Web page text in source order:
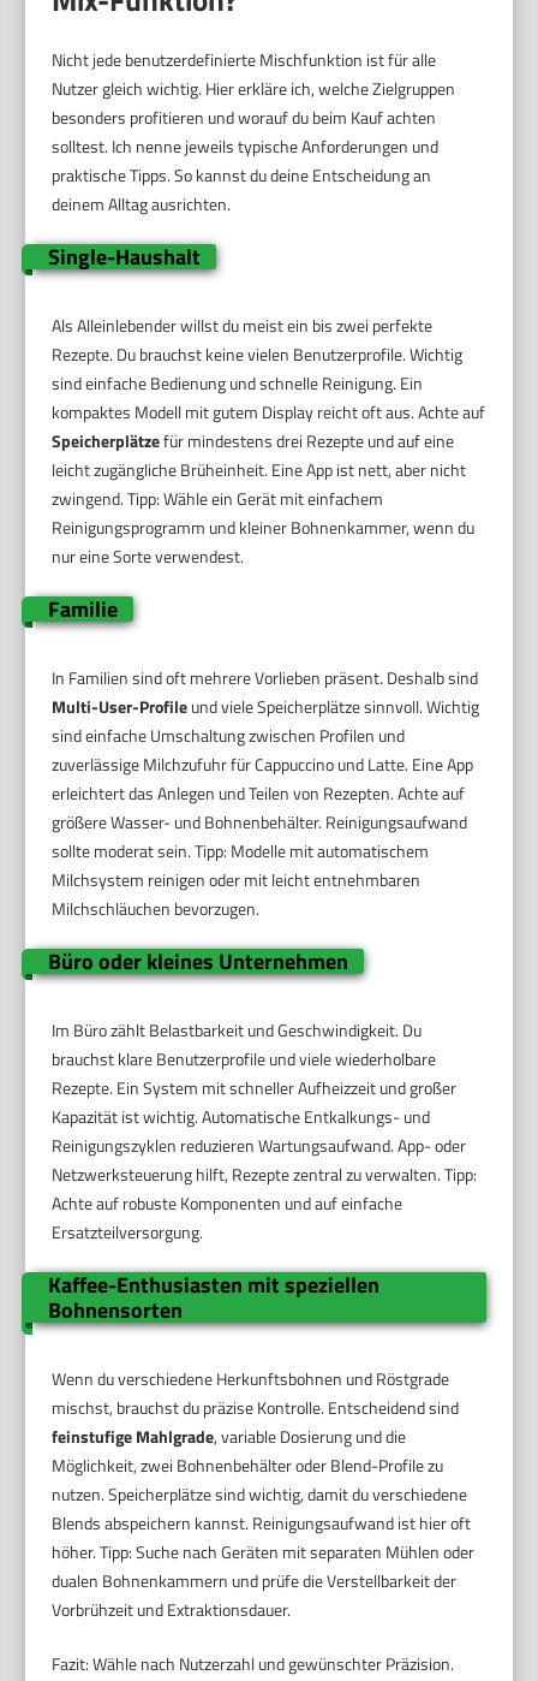
Nicht jede benutzerdefinierte Mischfunktion ist für alle
Nutzer gleich wichtig. Hier erkläre ich, welche Zielgruppen
besonders profitieren und worauf du beim Kauf achten
solltest. Ich nenne jeweils typische Anforderungen und
praktische Tipps. So kannst du deine Entscheidung an
deinem Alltag ausrichten.
Single-Haushalt
Als Alleinlebender willst du meist ein bis zwei perfekte
Rezepte. Du brauchst keine vielen Benutzerprofile. Wichtig
sind einfache Bedienung und schnelle Reinigung. Ein
kompaktes Modell mit gutem Display reicht oft aus. Achte auf
Speicherplätzefür mindestens drei Rezepte und auf eine
leicht zugängliche Brüheinheit. Eine App ist nett, aber nicht
zwingend. Tipp: Wähle ein Gerät mit einfachem
Reinigungsprogramm und kleiner Bohnenkammer, wenn du
nur eine Sorte verwendest.
Familie
In Familien sind oft mehrere Vorlieben präsent. Deshalb sind
Multi-User-Profileund viele Speicherplätze sinnvoll. Wichtig
sind einfache Umschaltung zwischen Profilen und
zuverlässige Milchzufuhr für Cappuccino und Latte. Eine App
erleichtert das Anlegen und Teilen von Rezepten. Achte auf
größere Wasser- und Bohnenbehälter. Reinigungsaufwand
sollte moderat sein. Tipp: Modelle mit automatischem
Milchsystem reinigen oder mit leicht entnehmbaren
Milchschläuchen bevorzugen.
Büro oder kleines Unternehmen
Im Büro zählt Belastbarkeit und Geschwindigkeit. Du
brauchst klare Benutzerprofile und viele wiederholbare
Rezepte. Ein System mit schneller Aufheizzeit und großer
Kapazität ist wichtig. Automatische Entkalkungs- und
Reinigungszyklen reduzieren Wartungsaufwand. App- oder
Netzwerksteuerung hilft, Rezepte zentral zu verwalten. Tipp:
Achte auf robuste Komponenten und auf einfache
Ersatzteilversorgung.
Kaffee-Enthusiasten mit speziellen
Bohnensorten
Wenn du verschiedene Herkunftsbohnen und Röstgrade
mischst, brauchst du präzise Kontrolle. Entscheidend sind
feinstufige Mahlgrade, variable Dosierung und die
Möglichkeit, zwei Bohnenbehälter oder Blend-Profile zu
nutzen. Speicherplätze sind wichtig, damit du verschiedene
Blends abspeichern kannst. Reinigungsaufwand ist hier oft
höher. Tipp: Suche nach Geräten mit separaten Mühlen oder
dualen Bohnenkammern und prüfe die Verstellbarkeit der
Vorbrühzeit und Extraktionsdauer.
Fazit: Wähle nach Nutzerzahl und gewünschter Präzision.